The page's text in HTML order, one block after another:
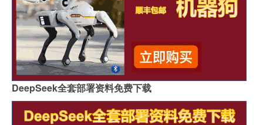
DeepSeek全套部署资料免费下载